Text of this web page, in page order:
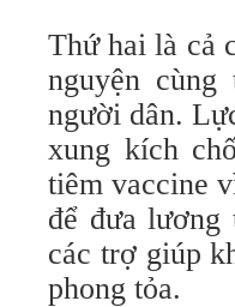
Thứ hai là cả
nguyện
người dân.
xung kích
tiêm vaccine
để đưa lương
các trợ giúp
phong tỏa.